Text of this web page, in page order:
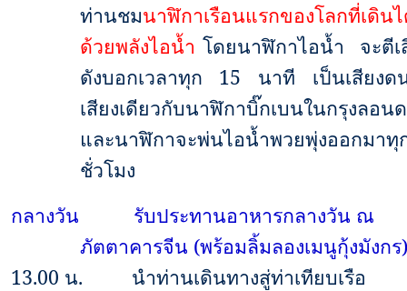
ท่านชมนาฬิกาเรือนแรกของโลกที่เดิน
ด้วยพลังไอน้ำ โดยนาฬิกาไอน้ำ
จะตี
ดังบอกเวลาทุก 15 นาที เป็นเสียงด
เสียงเดียวกับนาฬิกาบิ๊กเบนในกรุงลอน
และนาฬิกาจะพ่นไอน้ำพวยพุ่งออกมาทุ
ชั่วโมง
กลางวัน
รับประทานอาหารกลางวัน ณ
ภัตตาคารจีน (พร้อมลิ้มลองเมนูกุ้งมังกร)
13.00 น.
นำท่านเดินทางสู่ท่าเทียบเรือ